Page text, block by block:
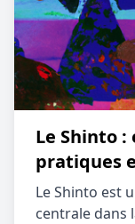
Le Shinto
pratiques
Le Shinto est
centrale dans